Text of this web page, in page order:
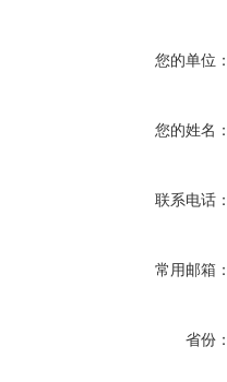
您的单位
您的姓名
联系电话
常用邮箱
省份